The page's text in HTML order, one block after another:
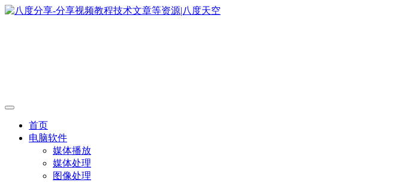
首页
电脑软件
媒体播放
媒体处理
图像处理